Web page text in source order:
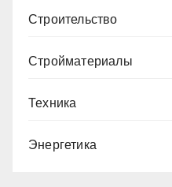
Строительство
Стройматериалы
Техника
Энергетика